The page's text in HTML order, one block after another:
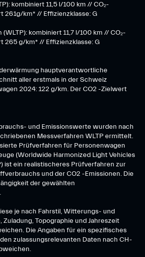
kombiniert 11,5 l/100 km // CO₂-
261g/km* // Effizienzklasse: G
kombiniert 11,7 l/100 km // CO₂-
265 g/km* // Effizienzklasse: G
hauptverantwortliche
aller erstmals in der Schweiz
2024: 122 g/km. Der CO2 -Zielwert
und Emissionswerte wurden nach
Messverfahren WLTP ermittelt.
Prüfverfahren für Personenwagen
(Worldwide Harmonized Light Vehicles
ist ein realistischeres Prüfverfahren zur
und der CO2 -Emissionen. Die
der gewählten
je nach Fahrstil, Witterungs- und
Topographie und Jahreszeit
Die Angaben für ein spezifisches
zulassungsrelevanten Daten nach CH-